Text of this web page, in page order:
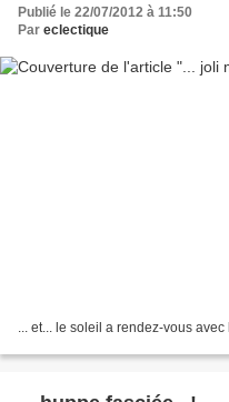
Publié le 22/07/2012 à 11:50
Par eclectique
... et... le soleil a rendez-vous